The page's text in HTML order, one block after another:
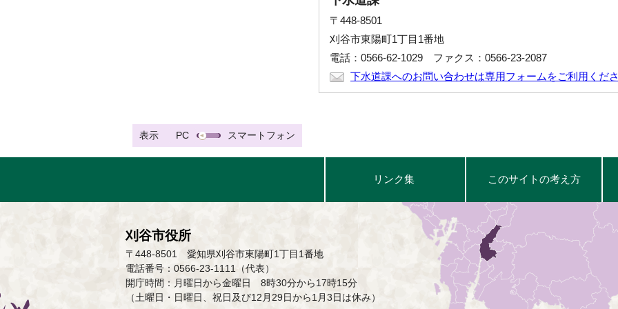
〒448-8501
刈谷市東陽町1丁目1番地
電話：0566-62-1029 ファクス：0566-23-2087
下水道課へのお問い合わせは専用フォームをご利用くだ
表示 PC スマートフォン
リンク集 このサイトの考え方
刈谷市役所
〒448-8501 愛知県刈谷市東陽町1丁目1番地
電話番号：0566-23-1111（代表）
開庁時間：月曜日から金曜日 8時30分から17時15分
（土曜日・日曜日、祝日及び12月29日から1月3日は休み）